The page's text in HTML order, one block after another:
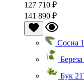
127 710 ₽
141 890 ₽
Сосна
Береза
Бук